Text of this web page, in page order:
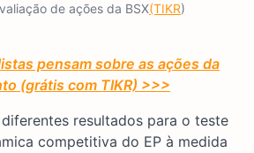
de ações da BSX(TIKR)
pensam sobre as ações da
(grátis com TIKR) >>>
resultados para o teste
competitiva do EP à medida